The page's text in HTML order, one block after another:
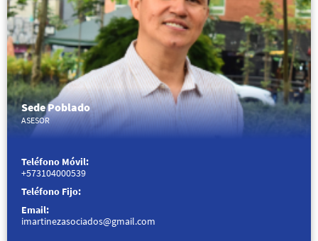
Sede Poblado
ASESOR
Teléfono Móvil:
+573104000539
Teléfono Fijo:
Email:
imartinezasociados@gmail.com